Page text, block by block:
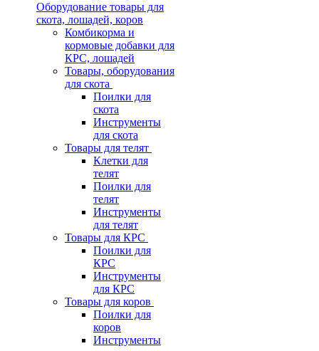
Оборудование товары для
скота, лошадей, коров
Комбикорма и
кормовые добавки для
КРС, лошадей
Товары, оборудования
для скота
Поилки для
скота
Инструменты
для скота
Товары для телят
Клетки для
телят
Поилки для
телят
Инструменты
для телят
Товары для КРС
Поилки для
КРС
Инструменты
для КРС
Товары для коров
Поилки для
коров
Инструменты